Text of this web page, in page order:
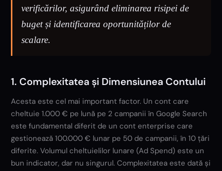
verificărilor, asigurând eliminarea risipei de
buget și identificarea oportunităților de
scalare.
1. Complexitatea și Dimensiunea Contului
Acesta este cel mai important factor. Un cont care
cheltuie 1.000 € pe lună pe 2 campanii în Google Search
este fundamental diferit de un cont enterprise care
gestionează 100.000 € lunar pe 50 de campanii, în 10 țări
diferite. Volumul cheltuielilor lunare (Ad Spend) este un
bun indicator, dar nu singurul. Complexitatea este dată și